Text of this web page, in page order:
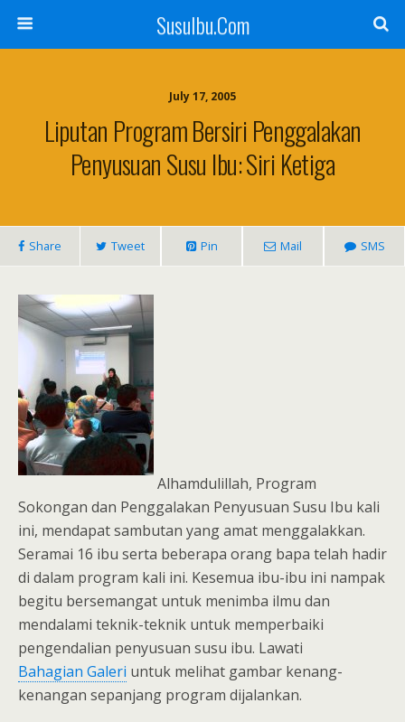
SusuIbu.Com
July 17, 2005
Liputan Program Bersiri Penggalakan
Penyusuan Susu Ibu: Siri Ketiga
Share Tweet Pin Mail SMS
Alhamdulillah, Program
Sokongan dan Penggalakan Penyusuan Susu Ibu kali
ini, mendapat sambutan yang amat menggalakkan.
Seramai 16 ibu serta beberapa orang bapa telah hadir
di dalam program kali ini. Kesemua ibu-ibu ini nampak
begitu bersemangat untuk menimba ilmu dan
mendalami teknik-teknik untuk memperbaiki
pengendalian penyusuan susu ibu. Lawati
Bahagian Galeri untuk melihat gambar kenang-
kenangan sepanjang program dijalankan.